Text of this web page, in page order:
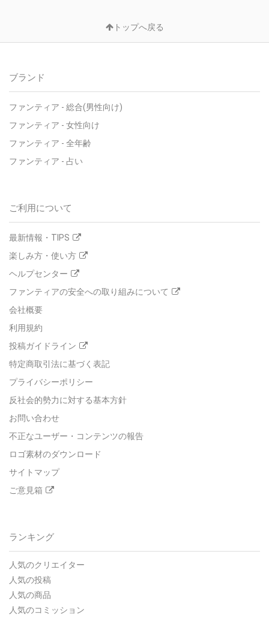
トップへ戻る
ブランド
ファンティア - 総合(男性向け)
ファンティア - 女性向け
ファンティア - 全年齢
ファンティア - 占い
ご利用について
最新情報・TIPS
楽しみ方・使い方
ヘルプセンター
ファンティアの安全への取り組みについて
会社概要
利用規約
投稿ガイドライン
特定商取引法に基づく表記
プライバシーポリシー
反社会的勢力に対する基本方針
お問い合わせ
不正なユーザー・コンテンツの報告
ロゴ素材のダウンロード
サイトマップ
ご意見箱
ランキング
人気のクリエイター
人気の投稿
人気の商品
人気のコミッション